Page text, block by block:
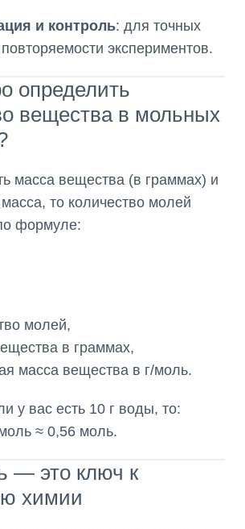
и контроль: для точных
экспериментов.
определить
вещества в мольных
масса вещества (в граммах) и
то количество молей
формуле:
молей,
в граммах,
масса вещества в г/моль.
у вас есть 10 г воды, то:
≈ 0,56 моль.
— это ключ к
химии